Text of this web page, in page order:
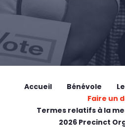
Accueil Bénévole
Faire un
Termes relatifs à la
2026 Precinct